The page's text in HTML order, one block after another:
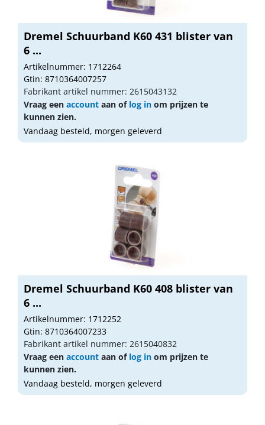
Dremel Schuurband K60 431 blister van
6 ...
Artikelnummer: 1712264
Gtin: 8710364007257
Fabrikant artikel nummer: 2615043132
Vraag een account aan of log in om prijzen te
kunnen zien.
Vandaag besteld, morgen geleverd
Dremel Schuurband K60 408 blister van
6 ...
Artikelnummer: 1712252
Gtin: 8710364007233
Fabrikant artikel nummer: 2615040832
Vraag een account aan of log in om prijzen te
kunnen zien.
Vandaag besteld, morgen geleverd